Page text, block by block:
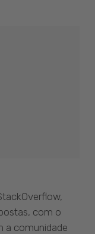
com o
a comunidade